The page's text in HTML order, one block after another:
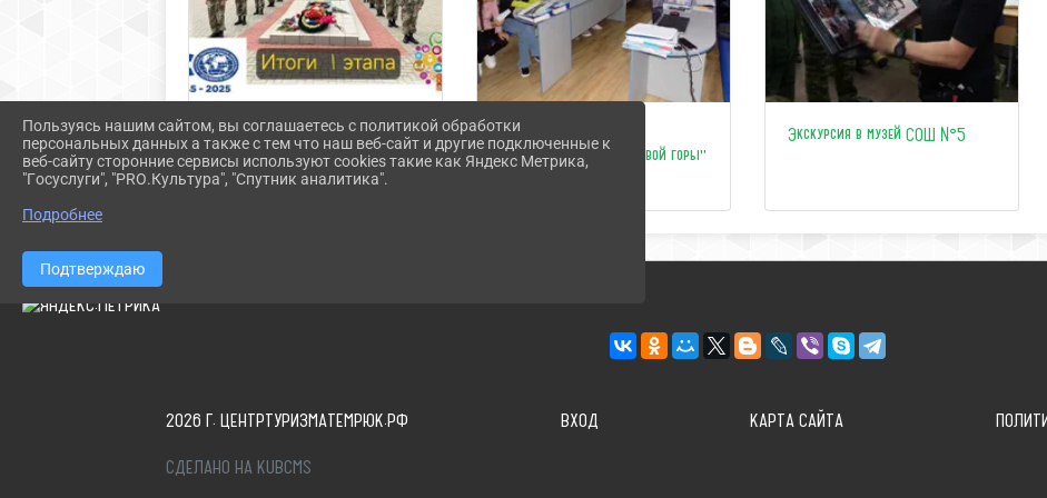
Итоги первого этапа конкурса
проекта «Сквозь века: природа и
история»
Краеведческий проект
"Исследователи Андреевой горы"
стартовал!
Экскурсия в музей СОШ №5
2026 Г. ЦЕНТРТУРИЗМАТЕМРЮК.РФ ВХОД КАРТА САЙТА
СДЕЛАНО НА KUBCMS
Пользуясь нашим сайтом, вы соглашаетесь с политикой обработки
персональных данных а также с тем что наш веб-сайт и другие подключенные к
веб-сайту сторонние сервисы используют cookies такие как Яндекс Метрика,
"Госуслуги", "PRO.Культура", "Спутник аналитика".
Подробнее
Подтверждаю